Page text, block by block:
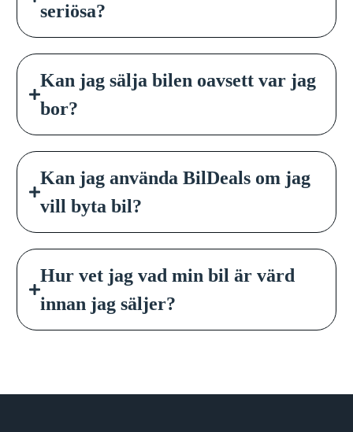
seriösa?
Kan jag sälja bilen oavsett var jag
bor?
Kan jag använda BilDeals om jag
vill byta bil?
Hur vet jag vad min bil är värd
innan jag säljer?